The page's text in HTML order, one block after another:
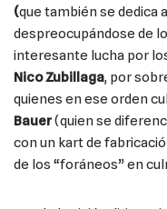
(que también se dedica
despreocupándose de
interesante lucha por
Nico Zubillaga, por
quienes en ese orden
Bauer(quien se
con un kart de
de los “foráneos” en